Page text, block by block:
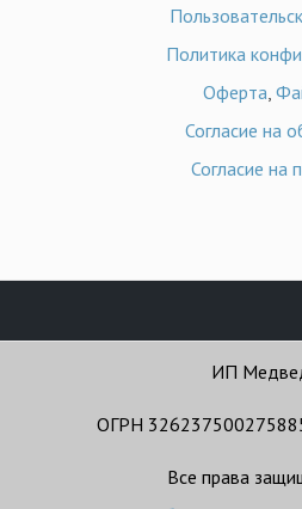
Политика
Оферта,
Согласие на
Согласие на
ИП
ОГРН
Все права